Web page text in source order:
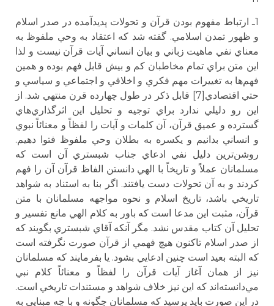
1ـ ارتباط مفهوم بودن قرآن و تحولات پديدآمده در صدر اسلام
و ظهور تمدن اسلامي. گفته شد كه اعتقاد به وحي ملفوظ به
معناي نفي ماهيت زباني و بيان انساني آيات قرآن نيست و لذا
اين متن براي تمام مخاطبان كم و بيش قابل فهم بوده و همين
فهم‌ها به تغييرات مهم فكري و اخلاقي و اجتماعي و سياسي و
حتي اقتصادي[7] قابل ذكر در طول چهارده قرن منتهي شد. از
اين رو دليلي ندارد براي توجيه و تحليل اين اثرگذاري‌هاي
گسترده و عميق‌ قرآن،‌ آن كلمات و آيات را لفظاً و معنائاً نبوي
و انساني بدانيم و يكسره به بطلان وحي ملفوظ فتوا دهيم.
روشن‌ترين دليل نفي ادعاي جناب شبستري آن است كه
مسلمانان عملاً و تاريخاً با الهي دانستن الفاظ قرآن آن را فهم
كردند و به آن تحولات دست يافتند. اگر بنا به استناد به شواهد
تاريخي باشد، تاريخ اسلام و نحوه مواجهه مسلمانان با متن
قرآن، مثبت اين مدعا است كه باور به كلام الهي مانع تفسير و
تحليل آن كتاب مقدس نشد. مگر آنكه آقاي شبستري بگويند كه
از صدر اسلام تاكنون هيچ فهمي از قرآن صورت نگرفته است
كه البته بعيد است چنين ادعايي بشود. يا بفرمايند كه مسلمانان
نيز از همان آغاز آيات قرآن را لفظاً و معنائاً كلام نبي
مي‌دانسته‌اند كه اين نيز خلاف شواهد و مستندات تاريخي است.
در اين صورت بايد پرسيد كه مسلمانان چگونه و با چه مبنايي به